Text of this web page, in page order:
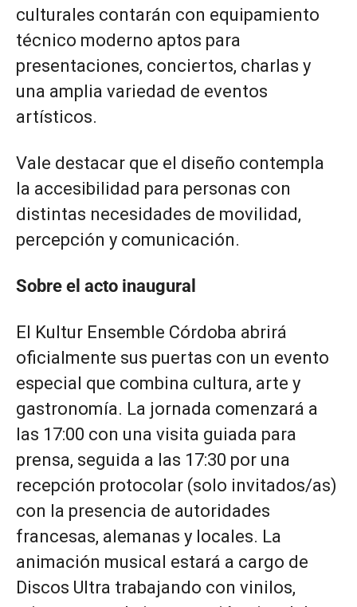
culturales contarán con equipamiento
técnico moderno aptos para
presentaciones, conciertos, charlas y
una amplia variedad de eventos
artísticos.
Vale destacar que el diseño contempla
la accesibilidad para personas con
distintas necesidades de movilidad,
percepción y comunicación.
Sobre el acto inaugural
El Kultur Ensemble Córdoba abrirá
oficialmente sus puertas con un evento
especial que combina cultura, arte y
gastronomía. La jornada comenzará a
las 17:00 con una visita guiada para
prensa, seguida a las 17:30 por una
recepción protocolar (solo invitados/as)
con la presencia de autoridades
francesas, alemanas y locales. La
animación musical estará a cargo de
Discos Ultra trabajando con vinilos,